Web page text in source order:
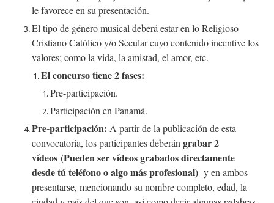
le favorece en su presentación.
El tipo de género musical deberá estar en lo Religioso
Cristiano Católico y/o Secular cuyo contenido incentive los
valores; como la vida, la amistad, el amor, etc.
El concurso tiene 2 fases:
Pre-participación.
Participación en Panamá.
Pre-participación: A partir de la publicación de esta
convocatoria, los participantes deberángrabar 2
vídeos (Pueden ser vídeos grabados directamente
desde tú teléfono o algo más profesional) y en ambos
presentarse, mencionando su nombre completo, edad, la